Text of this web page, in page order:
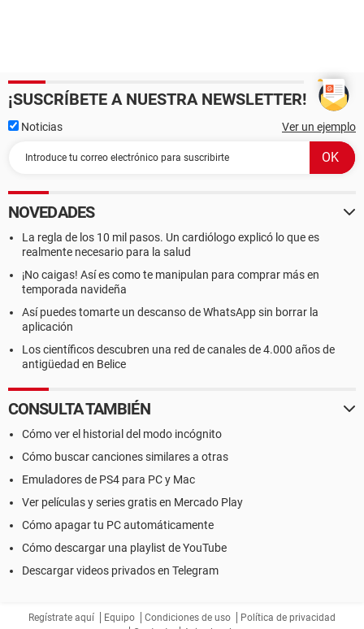
¡SUSCRÍBETE A NUESTRA NEWSLETTER!
Noticias Ver un ejemplo
NOVEDADES
La regla de los 10 mil pasos. Un cardiólogo explicó lo que es
realmente necesario para la salud
¡No caigas! Así es como te manipulan para comprar más en
temporada navideña
Así puedes tomarte un descanso de WhatsApp sin borrar la
aplicación
Los científicos descubren una red de canales de 4.000 años de
antigüedad en Belice
CONSULTA TAMBIÉN
Cómo ver el historial del modo incógnito
Cómo buscar canciones similares a otras
Emuladores de PS4 para PC y Mac
Ver películas y series gratis en Mercado Play
Cómo apagar tu PC automáticamente
Cómo descargar una playlist de YouTube
Descargar videos privados en Telegram
Regístrate aquí Equipo Condiciones de uso
Política de privacidad